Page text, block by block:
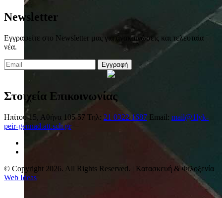
Newsletter
Εγγραφείτε στο Newsletter μας για ανακοινώσεις και τελευταία
νέα.
Εγγραφή
Στοιχεία Επικοινωνίας
Ηπίτου 15, Αθήνα 105 57 Τηλ: 21 0322 1687 Email: mail@1lyk-
peir-gennad.att.sch.gr
© Copyright 2026. All Rights Reserved. | Κατασκευή & Φιλοξενία
Web Ideas